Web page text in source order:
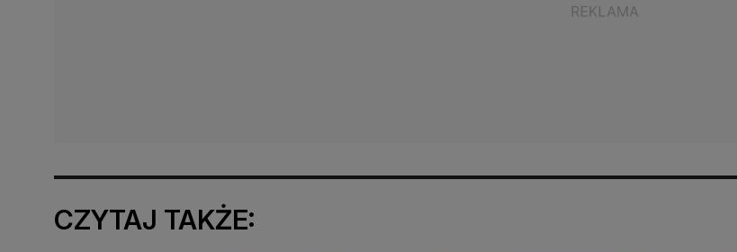
CZYTAJ TAKŻE: